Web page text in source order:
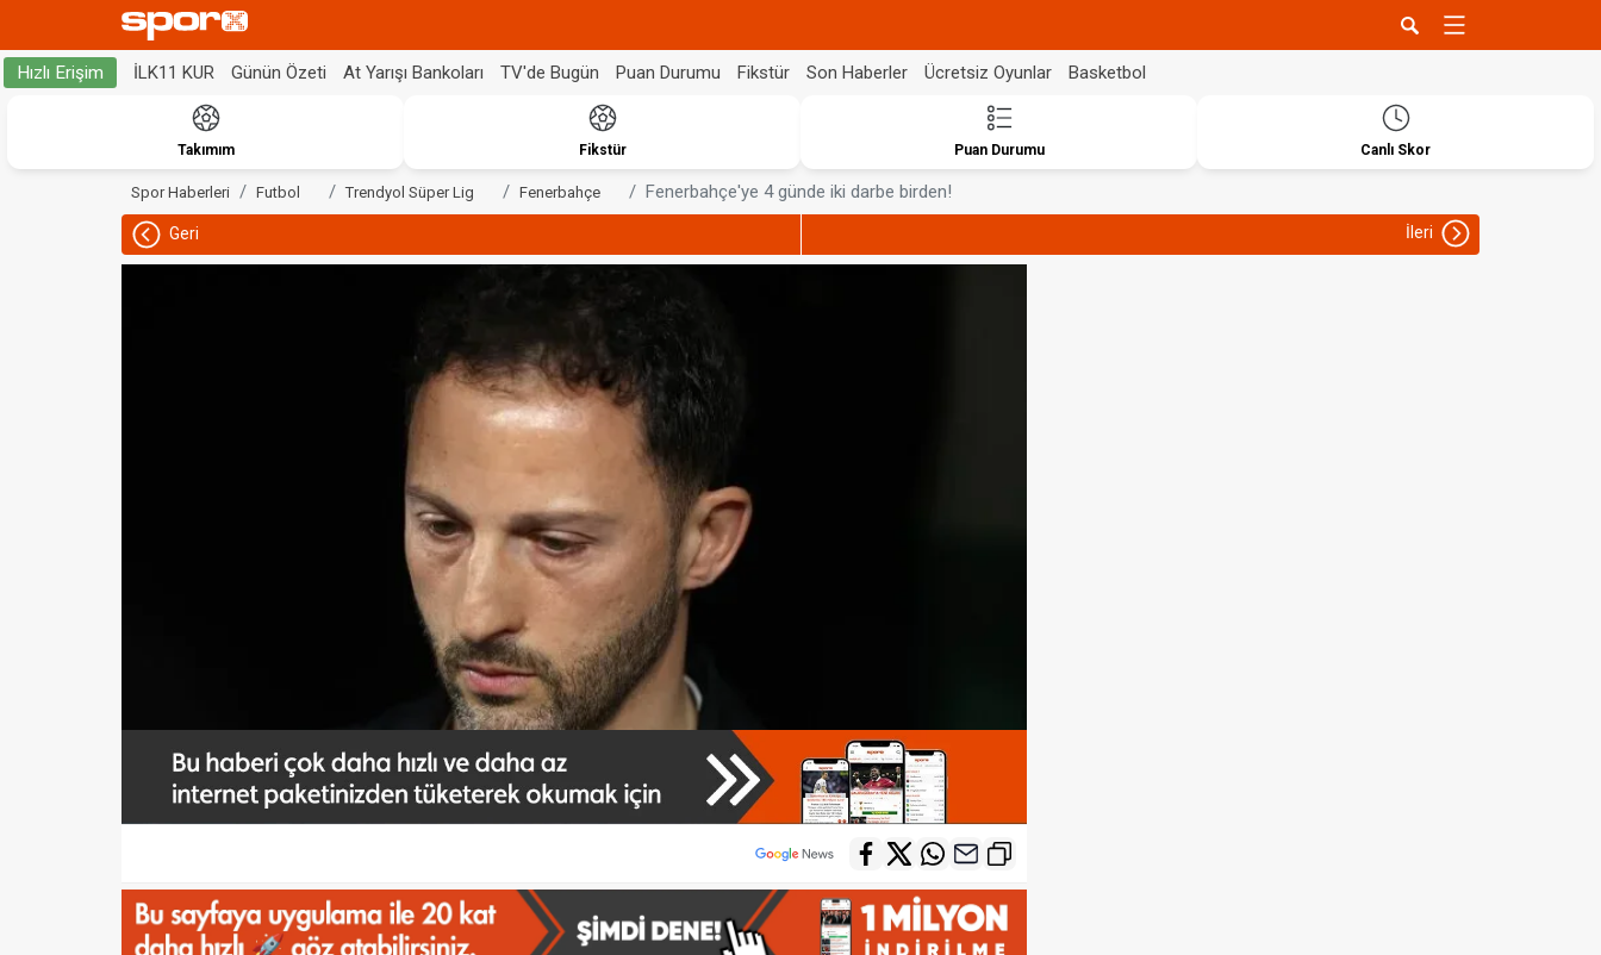
Hızlı Erişim İLK11 KUR Günün Özeti At Yarışı Bankoları TV'de Bugün Puan Durumu Fikstür Son Haberler Ücretsiz Oyunlar Basketbol
Takımım Fikstür Puan Durumu Canlı Skor
Spor Haberleri Futbol Trendyol Süper Lig Fenerbahçe Fenerbahçe'ye 4 günde iki darbe birden!
Geri İleri